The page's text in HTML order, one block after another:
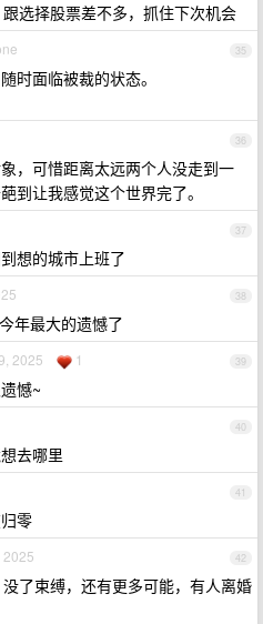
选择股票差不多，抓住下次机会
35
时面临被裁的状态。
36
，可惜距离太远两个人没走到一
到让我感觉这个世界完了。
37
想的城市上班了
38
年最大的遗憾了
39
2025 1
憾~
40
去哪里
41
零
42
2025
了束缚，还有更多可能，有人离婚